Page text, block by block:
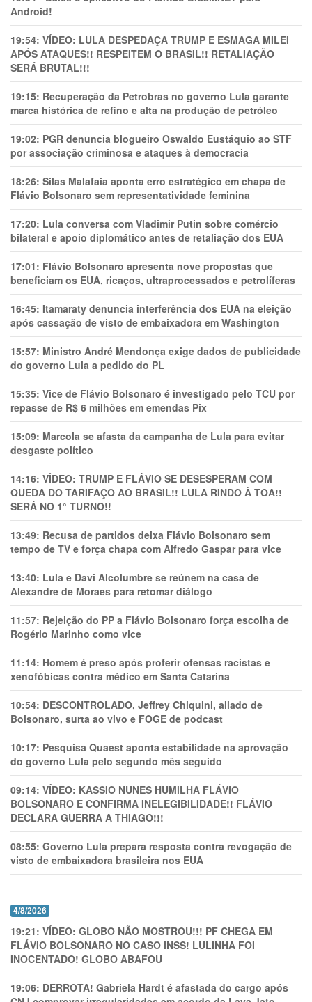
Android!
19:54: VÍDEO: LULA DESPEDAÇA TRUMP E ESMAGA MILEI
APÓS ATAQUES!! RESPEITEM O BRASIL!! RETALIAÇÃO
SERÁ BRUTAL!!!
19:15: Recuperação da Petrobras no governo Lula garante
marca histórica de refino e alta na produção de petróleo
19:02: PGR denuncia blogueiro Oswaldo Eustáquio ao STF
por associação criminosa e ataques à democracia
18:26: Silas Malafaia aponta erro estratégico em chapa de
Flávio Bolsonaro sem representatividade feminina
17:20: Lula conversa com Vladimir Putin sobre comércio
bilateral e apoio diplomático antes de retaliação dos EUA
17:01: Flávio Bolsonaro apresenta nove propostas que
beneficiam os EUA, ricaços, ultraprocessados e petrolíferas
16:45: Itamaraty denuncia interferência dos EUA na eleição
após cassação de visto de embaixadora em Washington
15:57: Ministro André Mendonça exige dados de publicidade
do governo Lula a pedido do PL
15:35: Vice de Flávio Bolsonaro é investigado pelo TCU por
repasse de R$ 6 milhões em emendas Pix
15:09: Marcola se afasta da campanha de Lula para evitar
desgaste político
14:16: VÍDEO: TRUMP E FLÁVIO SE DESESPERAM COM
QUEDA DO TARIFAÇO AO BRASIL!! LULA RINDO À TOA!!
SERÁ NO 1° TURNO!!
13:49: Recusa de partidos deixa Flávio Bolsonaro sem
tempo de TV e força chapa com Alfredo Gaspar para vice
13:40: Lula e Davi Alcolumbre se reúnem na casa de
Alexandre de Moraes para retomar diálogo
11:57: Rejeição do PP a Flávio Bolsonaro força escolha de
Rogério Marinho como vice
11:14: Homem é preso após proferir ofensas racistas e
xenofóbicas contra médico em Santa Catarina
10:54: DESCONTROLADO, Jeffrey Chiquini, aliado de
Bolsonaro, surta ao vivo e FOGE de podcast
10:17: Pesquisa Quaest aponta estabilidade na aprovação
do governo Lula pelo segundo mês seguido
09:14: VÍDEO: KASSIO NUNES HUMlLHA FLÁVIO
BOLSONARO E CONFIRMA INELEGIBILIDADE!! FLÁVIO
DECLARA GUERRA A THIAGO!!!
08:55: Governo Lula prepara resposta contra revogação de
visto de embaixadora brasileira nos EUA
4/8/2026
19:21: VÍDEO: GLOBO NÃO MOSTROU!!! PF CHEGA EM
FLÁVIO BOLSONARO NO CASO INSS! LULINHA FOI
INOCENTADO! GLOBO ABAFOU
19:06: DERROTA! Gabriela Hardt é afastada do cargo após